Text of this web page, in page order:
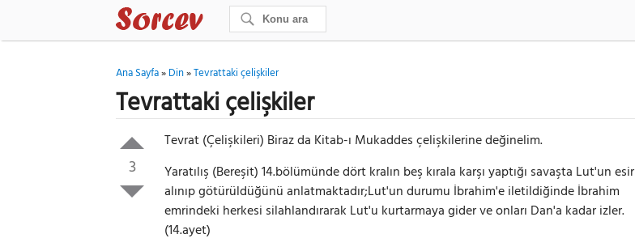
Ana Sayfa»Din»Tevrattaki çelişkiler
Tevrattaki çelişkiler
3
Tevrat (Çelişkileri) Biraz da Kitab-ı Mukaddes çelişkilerine değinelim.
Yaratılış (Bereşit) 14.bölümünde dört kralın beş kırala karşı yaptığı savaşta Lut'un esir
alınıp götürüldüğünü anlatmaktadır;Lut'un durumu İbrahim'e iletildiğinde İbrahim
emrindeki herkesi silahlandırarak Lut'u kurtarmaya gider ve onları Dan'a kadar izler.
(14.ayet)